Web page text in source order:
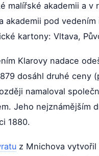
malířské akademii a
akademii pod
kartony: Vltava,
Klarovy nadace
dosáhl druhé ceny
namaloval
Jeho nejznámějším
1880.
z Mnichova vytvořil